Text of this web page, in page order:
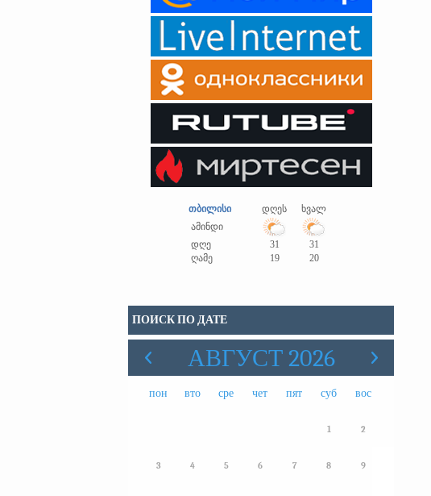
თბილისი დღეს
ხვალ
ამინდი
დღე
31
31
ღამე
19 20
ПОИСК ПО ДАТЕ
АВГУСТ 2026
пон вто сре чет пят суб вос
1 2
3 4 5 6 7 8 9